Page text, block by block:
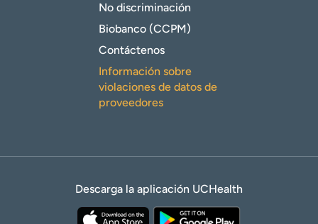
No discriminación
Biobanco (CCPM)
Contáctenos
Información sobre
violaciones de datos de
proveedores
Descarga la aplicación UCHealth